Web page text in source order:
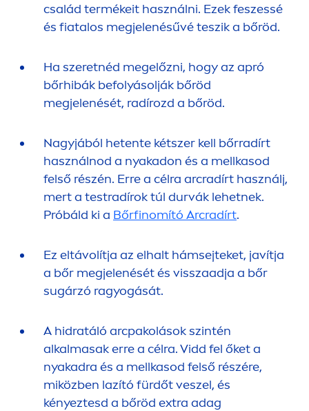
család termékeit használni. Ezek feszessé
és fiatalos megjelenésűvé teszik a bőröd.
Ha szeretnéd megelőzni, hogy az apró
bőrhibák befolyásolják bőröd
megjelenését, radírozd a bőröd.
Nagyjából hetente kétszer kell bőrradírt
használnod a nyakadon és a mellkasod
felső részén. Erre a célra arcradírt használj,
mert a testradírok túl durvák lehetnek.
Próbáld ki a Bőrfinomító Arcradírt.
Ez eltávolítja az elhalt hámsejteket, javítja
a bőr megjelenését és visszaadja a bőr
sugárzó ragyogását.
A hidratáló arcpakolások szintén
alkalmasak erre a célra. Vidd fel őket a
nyakadra és a mellkasod felső részére,
miközben lazító fürdőt veszel, és
kényeztesd a bőröd extra adag